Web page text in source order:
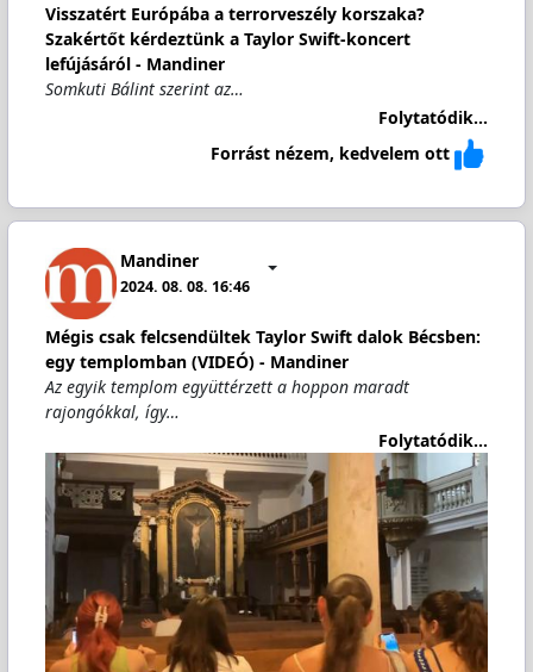
Visszatért Európába a terrorveszély korszaka?
Szakértőt kérdeztünk a Taylor Swift-koncert
lefújásáról - Mandiner
Somkuti Bálint szerint az…
Folytatódik...
Forrást nézem, kedvelem ott
Mandiner
2024. 08. 08. 16:46
Mégis csak felcsendültek Taylor Swift dalok Bécsben:
egy templomban (VIDEÓ) - Mandiner
Az egyik templom együttérzett a hoppon maradt
rajongókkal, így…
Folytatódik...